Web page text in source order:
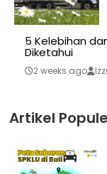
5 Kelebihan
Diketahui
2 weeks ago
Artikel